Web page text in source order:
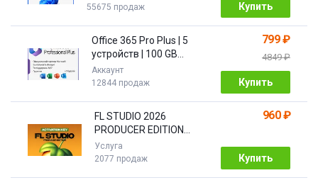
55675 продаж
Купить
Office 365 Pro Plus | 5
устройств | 100 GB
Облако| 1 год
Аккаунт
12844 продаж
799 ₽
4849 ₽
Купить
FL STUDIO 2026
PRODUCER EDITION
[Бессрочная]
Услуга
2077 продаж
960 ₽
Купить